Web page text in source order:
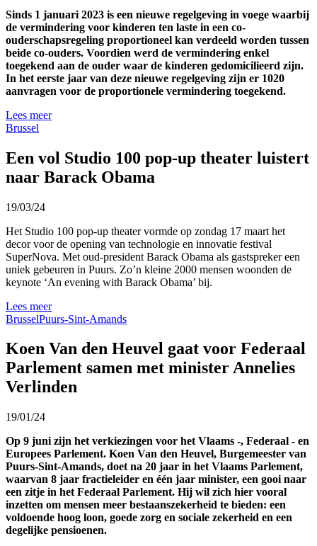
Sinds 1 januari 2023 is een nieuwe regelgeving in voege waarbij
de vermindering voor kinderen ten laste in een co-
ouderschapsregeling proportioneel kan verdeeld worden tussen
beide co-ouders. Voordien werd de vermindering enkel
toegekend aan de ouder waar de kinderen gedomicilieerd zijn.
In het eerste jaar van deze nieuwe regelgeving zijn er 1020
aanvragen voor de proportionele vermindering toegekend.
Lees meer
Brussel
Een vol Studio 100 pop-up theater luistert
naar Barack Obama
19/03/24
Het Studio 100 pop-up theater vormde op zondag 17 maart het
decor voor de opening van technologie en innovatie festival
SuperNova. Met oud-president Barack Obama als gastspreker een
uniek gebeuren in Puurs. Zo’n kleine 2000 mensen woonden de
keynote ‘An evening with Barack Obama’ bij.
Lees meer
BrusselPuurs-Sint-Amands
Koen Van den Heuvel gaat voor Federaal
Parlement samen met minister Annelies
Verlinden
19/01/24
Op 9 juni zijn het verkiezingen voor het Vlaams -, Federaal - en
Europees Parlement. Koen Van den Heuvel, Burgemeester van
Puurs-Sint-Amands, doet na 20 jaar in het Vlaams Parlement,
waarvan 8 jaar fractieleider en één jaar minister, een gooi naar
een zitje in het Federaal Parlement. Hij wil zich hier vooral
inzetten om mensen meer bestaanszekerheid te bieden: een
voldoende hoog loon, goede zorg en sociale zekerheid en een
degelijke pensioenen.